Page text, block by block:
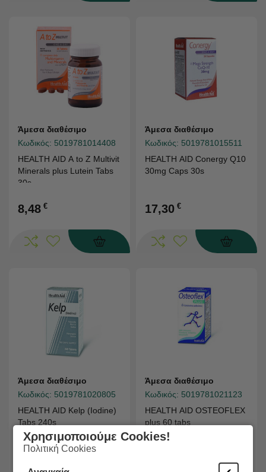
Άμεσα διαθέσιμο
Κωδικός: 5019781014408
HEALTH AID A to Z Multivit
Minerals plus Lutein Tabs
30s
8,48 €
Άμεσα διαθέσιμο
Κωδικός: 5019781015511
HEALTH AID Conergy Q10
30mg Caps 30s
17,30 €
Άμεσα διαθέσιμο
Κωδικός: 5019781020805
HEALTH AID Kelp (Iodine)
Tabs 240s
Άμεσα διαθέσιμο
Κωδικός: 5019781021123
HEALTH AID OSTEOFLEX
plus 60 tabs
Χρησιμοποιούμε Cookies!
Πολιτική Cookies